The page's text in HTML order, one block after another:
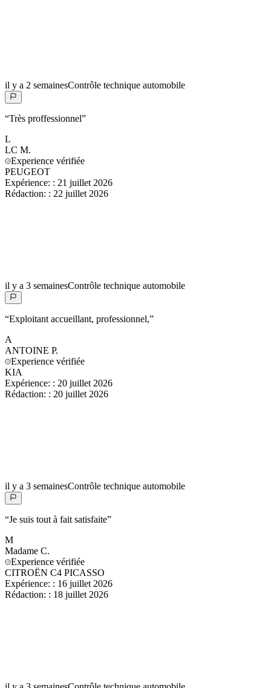
il y a 2 semainesContrôle technique automobile
“Très proffessionnel”
L
LC M.
Experience vérifiée
PEUGEOT
Expérience: : 21 juillet 2026
Rédaction: : 22 juillet 2026
il y a 3 semainesContrôle technique automobile
“Exploitant accueillant, professionnel,”
A
ANTOINE P.
Experience vérifiée
KIA
Expérience: : 20 juillet 2026
Rédaction: : 20 juillet 2026
il y a 3 semainesContrôle technique automobile
“Je suis tout à fait satisfaite”
M
Madame C.
Experience vérifiée
CITROËN C4 PICASSO
Expérience: : 16 juillet 2026
Rédaction: : 18 juillet 2026